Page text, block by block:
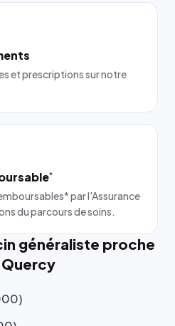
et prescriptions sur notre
*
par l'Assurance
du parcours de soins.
généraliste proche